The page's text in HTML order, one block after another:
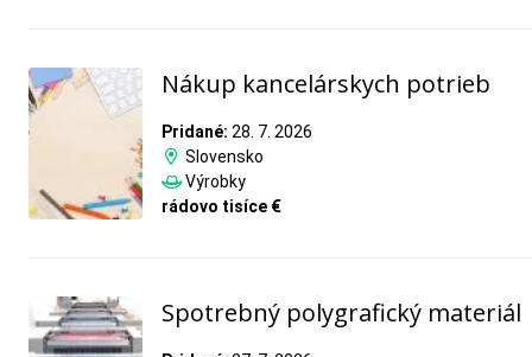
Nákup kancelárskych potrieb
Pridané: 28. 7. 2026
Slovensko
Výrobky
rádovo tisíce €
Spotrebný polygrafický materiál